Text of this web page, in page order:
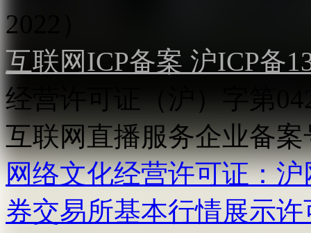
2022）
互联网ICP备案 沪ICP备
经营许可证（沪）字第
互联网直播服务企业备案
网络文化经营许可证：沪
券交易所基本行情展示许